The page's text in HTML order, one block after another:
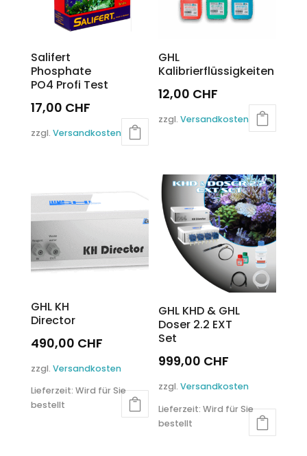
Salifert
Phosphate
PO4 Profi Test
17,00 CHF
zzgl. Versandkosten
GHL
Kalibrierflüssigkeiten
12,00 CHF
Produkt
Varianten
auf.
Die
Optionen
können
Produktseite
werden
zzgl.Versandkosten
GHL KH
Director
490,00 CHF
Produkt
weist
mehrere
zzgl. Versandkosten
Lieferzeit: Wird für Sie
bestellt
GHL KHD & GHL
Doser 2.2 EXT
Set
999,00 CHF
Produkt
weist
mehrere
zzgl.Versandkosten
Lieferzeit:Wird für Sie
bestellt